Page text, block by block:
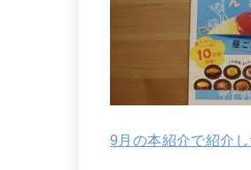
9月の本紹介で紹介